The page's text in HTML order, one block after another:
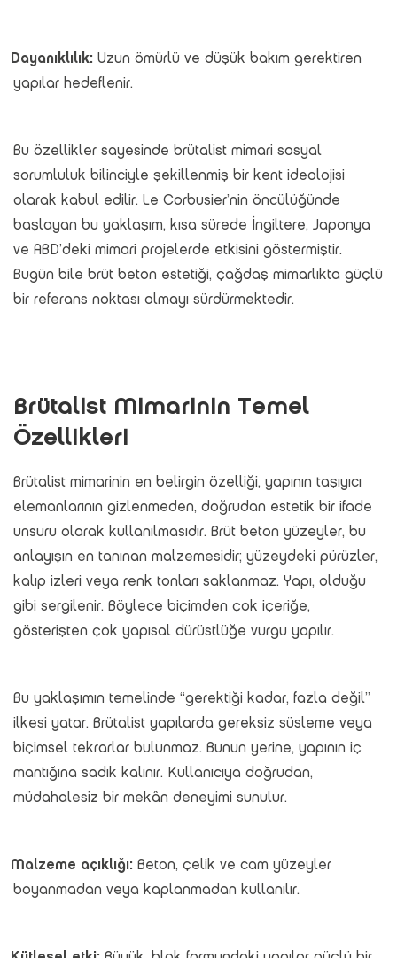
Dayanıklılık: Uzun ömürlü ve düşük bakım gerektiren
yapılar hedeflenir.
Bu özellikler sayesinde brütalist mimari sosyal
sorumluluk bilinciyle şekillenmiş bir kent ideolojisi
olarak kabul edilir. Le Corbusier’nin öncülüğünde
başlayan bu yaklaşım, kısa sürede İngiltere, Japonya
ve ABD’deki mimari projelerde etkisini göstermiştir.
Bugün bile brüt beton estetiği, çağdaş mimarlıkta güçlü
bir referans noktası olmayı sürdürmektedir.
Brütalist Mimarinin Temel
Özellikleri
Brütalist mimarinin en belirgin özelliği, yapının taşıyıcı
elemanlarının gizlenmeden, doğrudan estetik bir ifade
unsuru olarak kullanılmasıdır. Brüt beton yüzeyler, bu
anlayışın en tanınan malzemesidir; yüzeydeki pürüzler,
kalıp izleri veya renk tonları saklanmaz. Yapı, olduğu
gibi sergilenir. Böylece biçimden çok içeriğe,
gösterişten çok yapısal dürüstlüğe vurgu yapılır.
Bu yaklaşımın temelinde “gerektiği kadar, fazla değil”
ilkesi yatar. Brütalist yapılarda gereksiz süsleme veya
biçimsel tekrarlar bulunmaz. Bunun yerine, yapının iç
mantığına sadık kalınır. Kullanıcıya doğrudan,
müdahalesiz bir mekân deneyimi sunulur.
Malzeme açıklığı: Beton, çelik ve cam yüzeyler
boyanmadan veya kaplanmadan kullanılır.